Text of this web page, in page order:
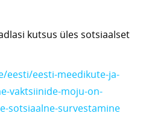
kutsus üles sotsiaalset
eesti/eesti-meedikute-ja-
vaktsiinide-moju-on-
sotsiaalne-survestamine